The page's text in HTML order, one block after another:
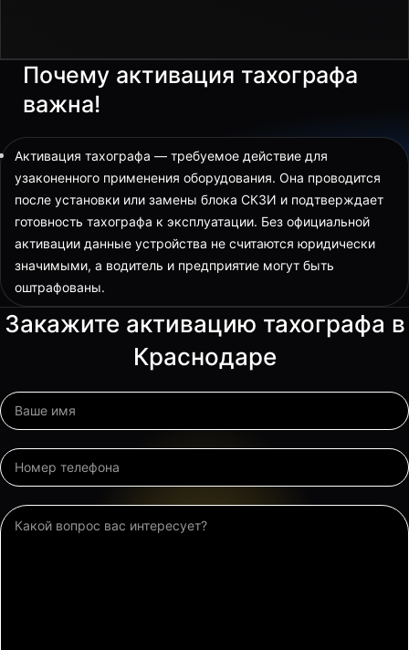
Почему активация тахографа
важна!
Активация тахографа — требуемое действие для
узаконенного применения оборудования. Она проводится
после установки или замены блока СКЗИ и подтверждает
готовность тахографа к эксплуатации. Без официальной
активации данные устройства не считаются юридически
значимыми, а водитель и предприятие могут быть
оштрафованы.
Закажите активацию тахографа в
Краснодаре